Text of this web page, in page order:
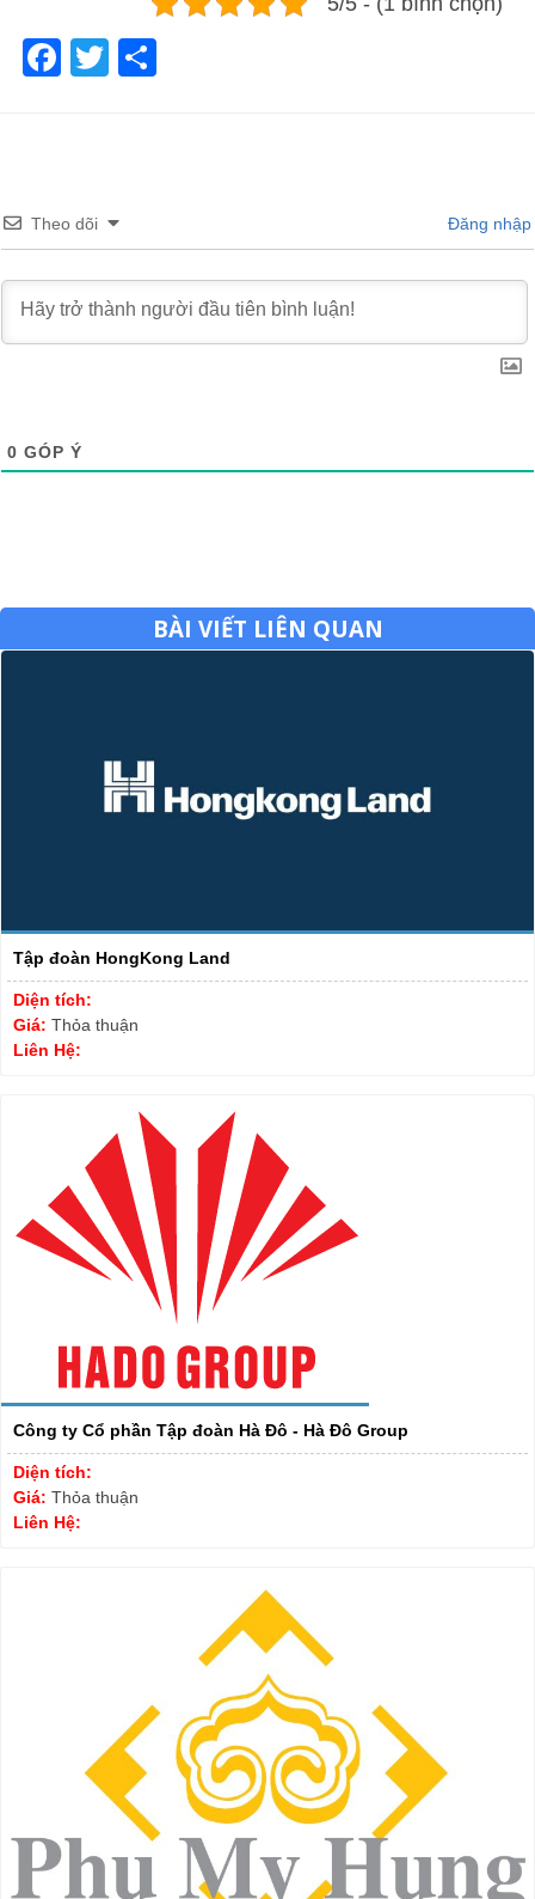
Facebook
Twitter
Theo dõi Đăng nhập
0 GÓP Ý
BÀI VIẾT LIÊN QUAN
Tập đoàn HongKong Land
Diện tích:
Giá: Thỏa thuận
Liên Hệ:
Công ty Cổ phần Tập đoàn Hà Đô - Hà Đô Group
Diện tích:
Giá: Thỏa thuận
Liên Hệ: